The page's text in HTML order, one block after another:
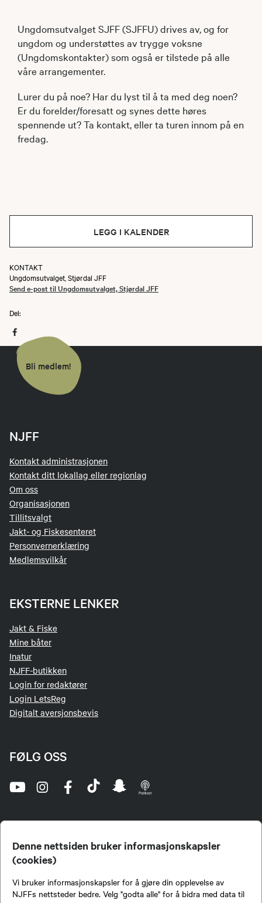
Denne nettsiden bruker informasjonskapsler
(cookies)
Vi bruker informasjonskapsler for å gjøre din opplevelse av
NJFFs nettsteder bedre. Velg "godta alle" for å bidra med data til
Ungdomsutvalget SJFF (SJFFU) drives av, og for
ungdom og understøttes av trygge voksne
(Ungdomskontakter) som også er tilstede på alle
våre arrangementer.
Lurer du på noe? Har du lyst til å ta med deg noen?
Er du forelder/foresatt og synes dette høres
spennende ut? Ta kontakt, eller ta turen innom på en
fredag.
LEGG I KALENDER
KONTAKT
Ungdomsutvalget, Stjørdal JFF
Send e-post til Ungdomsutvalget, Stjørdal JFF
Del:
Bli medlem!
NJFF
Kontakt administrasjonen
Kontakt ditt lokallag eller regionlag
Om oss
Organisasjonen
Tillitsvalgt
Jakt- og Fiskesenteret
Personvernerklæring
Medlemsvilkår
EKSTERNE LENKER
Jakt & Fiske
Mine båter
Inatur
NJFF-butikken
Login for redaktører
Login LetsReg
Digitalt aversjonsbevis
FØLG OSS
jegere og sportsfiskere og et av de viktigste miljøene for formidling av kunnskap om jakt og
fiske i Norge. Vi er en partipolitisk nøytral organisasjon, men har et sterkt jakt-, fiske-, og